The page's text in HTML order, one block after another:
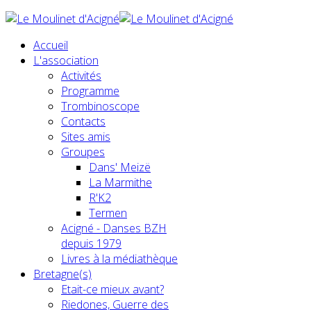
Accueil
L'association
Activités
Programme
Trombinoscope
Contacts
Sites amis
Groupes
Dans' Meizë
La Marmithe
R'K2
Termen
Acigné - Danses BZH
depuis 1979
Livres à la médiathèque
Bretagne(s)
Etait-ce mieux avant?
Riedones, Guerre des